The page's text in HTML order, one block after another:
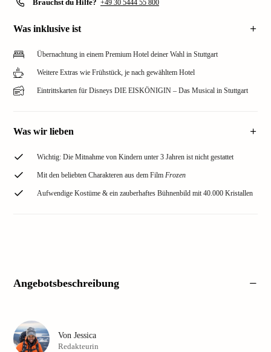
Brauchst du Hilfe? +49 30 5444 55 800
Was inklusive ist
Übernachtung in einem Premium Hotel deiner Wahl in Stuttgart
Weitere Extras wie Frühstück, je nach gewähltem Hotel
Eintrittskarten für Disneys DIE EISKÖNIGIN – Das Musical in Stuttgart
Was wir lieben
Wichtig: Die Mitnahme von Kindern unter 3 Jahren ist nicht gestattet
Mit den beliebten Charakteren aus dem Film Frozen
Aufwendige Kostüme & ein zauberhaftes Bühnenbild mit 40.000 Kristallen
Angebotsbeschreibung
Von Jessica
Redakteurin